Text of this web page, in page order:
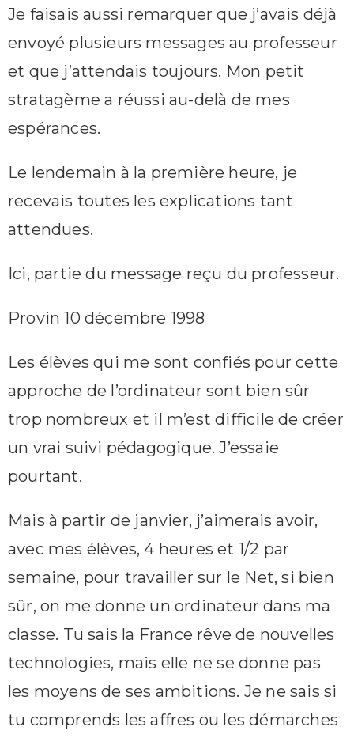
Je faisais aussi remarquer que j’avais déjà
envoyé plusieurs messages au professeur
et que j’attendais toujours. Mon petit
stratagème a réussi au-delà de mes
espérances.
Le lendemain à la première heure, je
recevais toutes les explications tant
attendues.
Ici, partie du message reçu du professeur.
Provin 10 décembre 1998
Les élèves qui me sont confiés pour cette
approche de l’ordinateur sont bien sûr
trop nombreux et il m’est difficile de créer
un vrai suivi pédagogique. J’essaie
pourtant.
Mais à partir de janvier, j’aimerais avoir,
avec mes élèves, 4 heures et 1/2 par
semaine, pour travailler sur le Net, si bien
sûr, on me donne un ordinateur dans ma
classe. Tu sais la France rêve de nouvelles
technologies, mais elle ne se donne pas
les moyens de ses ambitions. Je ne sais si
tu comprends les affres ou les démarches